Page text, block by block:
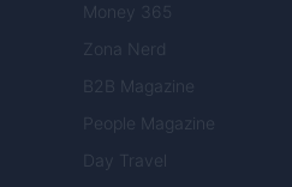
Money 365
Zona Nerd
B2B Magazine
People Magazine
Day Travel